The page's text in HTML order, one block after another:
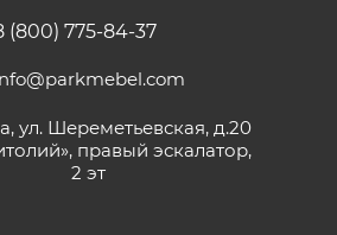
(800) 775-84-37
ул. Шереметьевская, д.20
правый эскалатор,
2 эт